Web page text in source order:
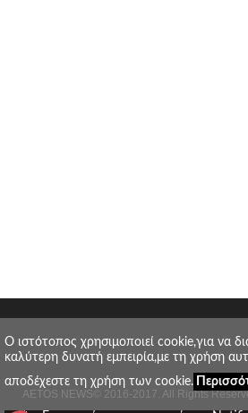
AETOS NEWS © 2016-2017. All Rights
O ιστότοπος χρησιμοποιεί cookie,για να
καλύτερη δυνατή εμπειρία,με τη χρήση
αποδέχεστε τη χρήση των cookie.